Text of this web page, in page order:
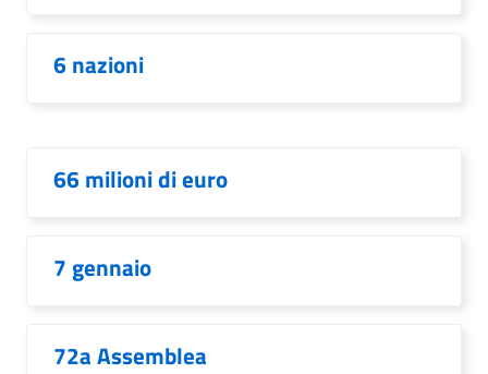
6 nazioni
66 milioni di euro
7 gennaio
72a Assemblea